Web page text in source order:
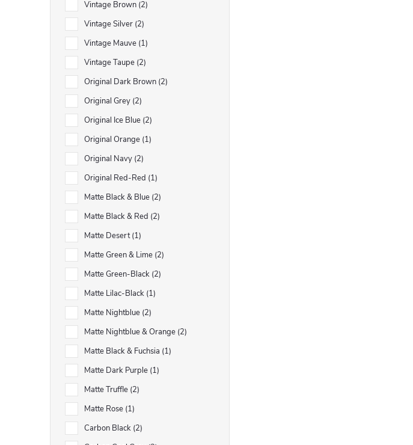
Vintage Brown 2
Vintage Silver 2
Vintage Mauve 1
Vintage Taupe 2
Original Dark Brown 2
Original Grey 2
Original Ice Blue 2
Original Orange 1
Original Navy 2
Original Red-Red 1
Matte Black & Blue 2
Matte Black & Red 2
Matte Desert 1
Matte Green & Lime 2
Matte Green-Black 2
Matte Lilac-Black 1
Matte Nightblue 2
Matte Nightblue & Orange 2
Matte Black & Fuchsia 1
Matte Dark Purple 1
Matte Truffle 2
Matte Rose 1
Carbon Black 2